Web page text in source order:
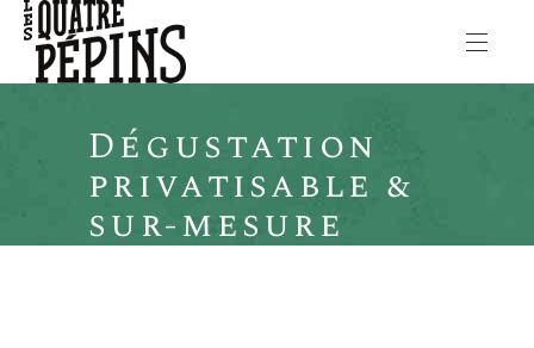
Dégustation
privatisable &
sur-mesure